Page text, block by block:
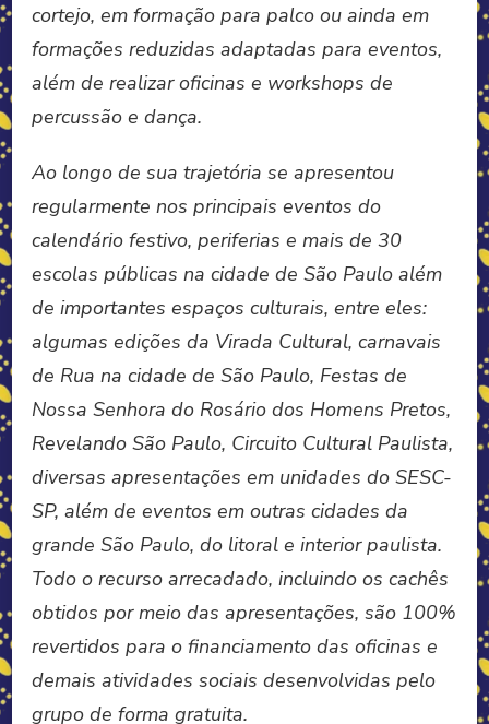
cortejo, em formação para palco ou ainda em
formações reduzidas adaptadas para eventos,
além de realizar oficinas e workshops de
percussão e dança.
Ao longo de sua trajetória se apresentou
regularmente nos principais eventos do
calendário festivo, periferias e mais de 30
escolas públicas na cidade de São Paulo além
de importantes espaços culturais, entre eles:
algumas edições da Virada Cultural, carnavais
de Rua na cidade de São Paulo, Festas de
Nossa Senhora do Rosário dos Homens Pretos,
Revelando São Paulo, Circuito Cultural Paulista,
diversas apresentações em unidades do SESC-
SP, além de eventos em outras cidades da
grande São Paulo, do litoral e interior paulista.
Todo o recurso arrecadado, incluindo os cachês
obtidos por meio das apresentações, são 100%
revertidos para o financiamento das oficinas e
demais atividades sociais desenvolvidas pelo
grupo de forma gratuita.